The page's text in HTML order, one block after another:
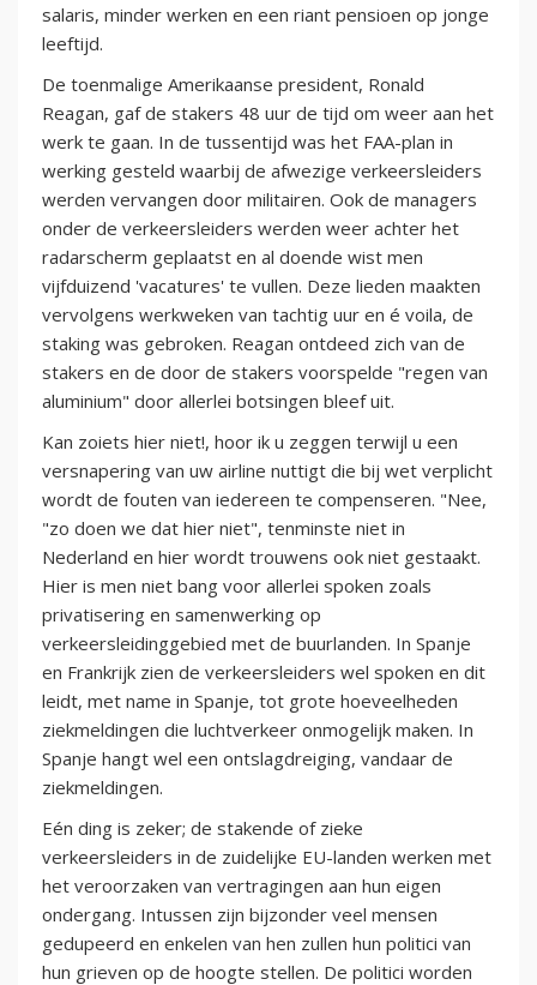
salaris, minder werken en een riant pensioen op jonge
leeftijd.
De toenmalige Amerikaanse president, Ronald
Reagan, gaf de stakers 48 uur de tijd om weer aan het
werk te gaan. In de tussentijd was het FAA-plan in
werking gesteld waarbij de afwezige verkeersleiders
werden vervangen door militairen. Ook de managers
onder de verkeersleiders werden weer achter het
radarscherm geplaatst en al doende wist men
vijfduizend 'vacatures' te vullen. Deze lieden maakten
vervolgens werkweken van tachtig uur en é voila, de
staking was gebroken. Reagan ontdeed zich van de
stakers en de door de stakers voorspelde "regen van
aluminium" door allerlei botsingen bleef uit.
Kan zoiets hier niet!, hoor ik u zeggen terwijl u een
versnapering van uw airline nuttigt die bij wet verplicht
wordt de fouten van iedereen te compenseren. "Nee,
"zo doen we dat hier niet", tenminste niet in
Nederland en hier wordt trouwens ook niet gestaakt.
Hier is men niet bang voor allerlei spoken zoals
privatisering en samenwerking op
verkeersleidinggebied met de buurlanden. In Spanje
en Frankrijk zien de verkeersleiders wel spoken en dit
leidt, met name in Spanje, tot grote hoeveelheden
ziekmeldingen die luchtverkeer onmogelijk maken. In
Spanje hangt wel een ontslagdreiging, vandaar de
ziekmeldingen.
Eén ding is zeker; de stakende of zieke
verkeersleiders in de zuidelijke EU-landen werken met
het veroorzaken van vertragingen aan hun eigen
ondergang. Intussen zijn bijzonder veel mensen
gedupeerd en enkelen van hen zullen hun politici van
hun grieven op de hoogte stellen. De politici worden